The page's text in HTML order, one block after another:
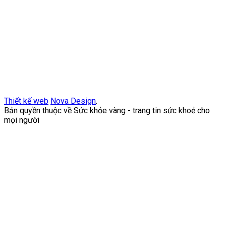
Thiết kế web Nova Design.
Bản quyền thuộc về Sức khỏe vàng - trang tin sức khoẻ cho
mọi người